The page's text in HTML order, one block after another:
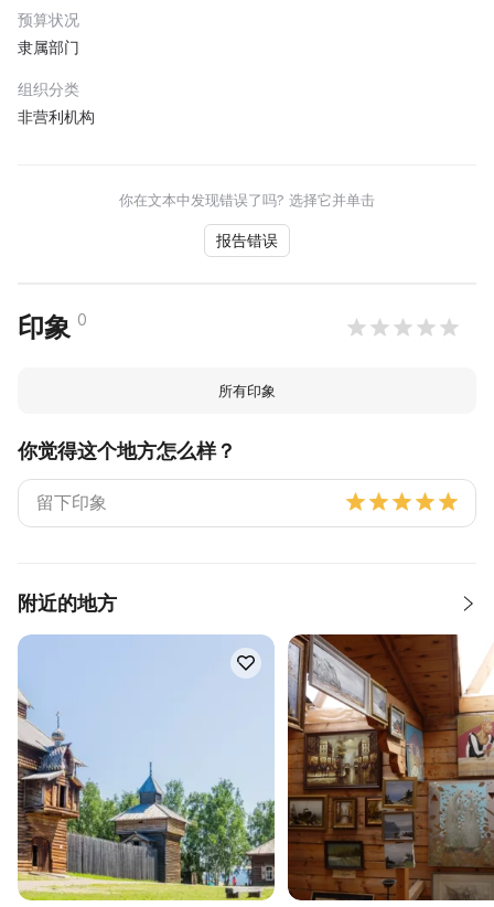
预算状况
隶属部门
组织分类
非营利机构
你在文本中发现错误了吗? 选择它并单击
报告错误
印象 0
所有印象
你觉得这个地方怎么样？
附近的地方